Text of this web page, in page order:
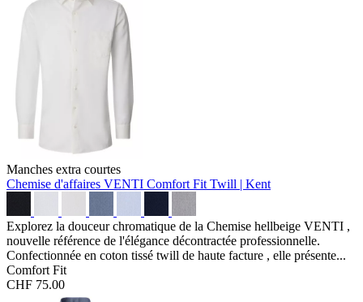
Manches extra courtes
Chemise d'affaires VENTI Comfort Fit Twill | Kent
Explorez la douceur chromatique de la Chemise hellbeige VENTI ,
nouvelle référence de l'élégance décontractée professionnelle.
Confectionnée en coton tissé twill de haute facture , elle présente...
Comfort Fit
CHF 75.00